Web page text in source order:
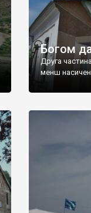
Богом
Друга
менш